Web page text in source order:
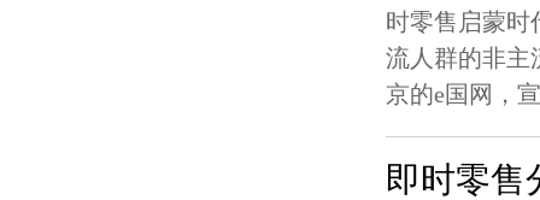
时零售启蒙时
流人群的非主
京的e国网，
即时零售